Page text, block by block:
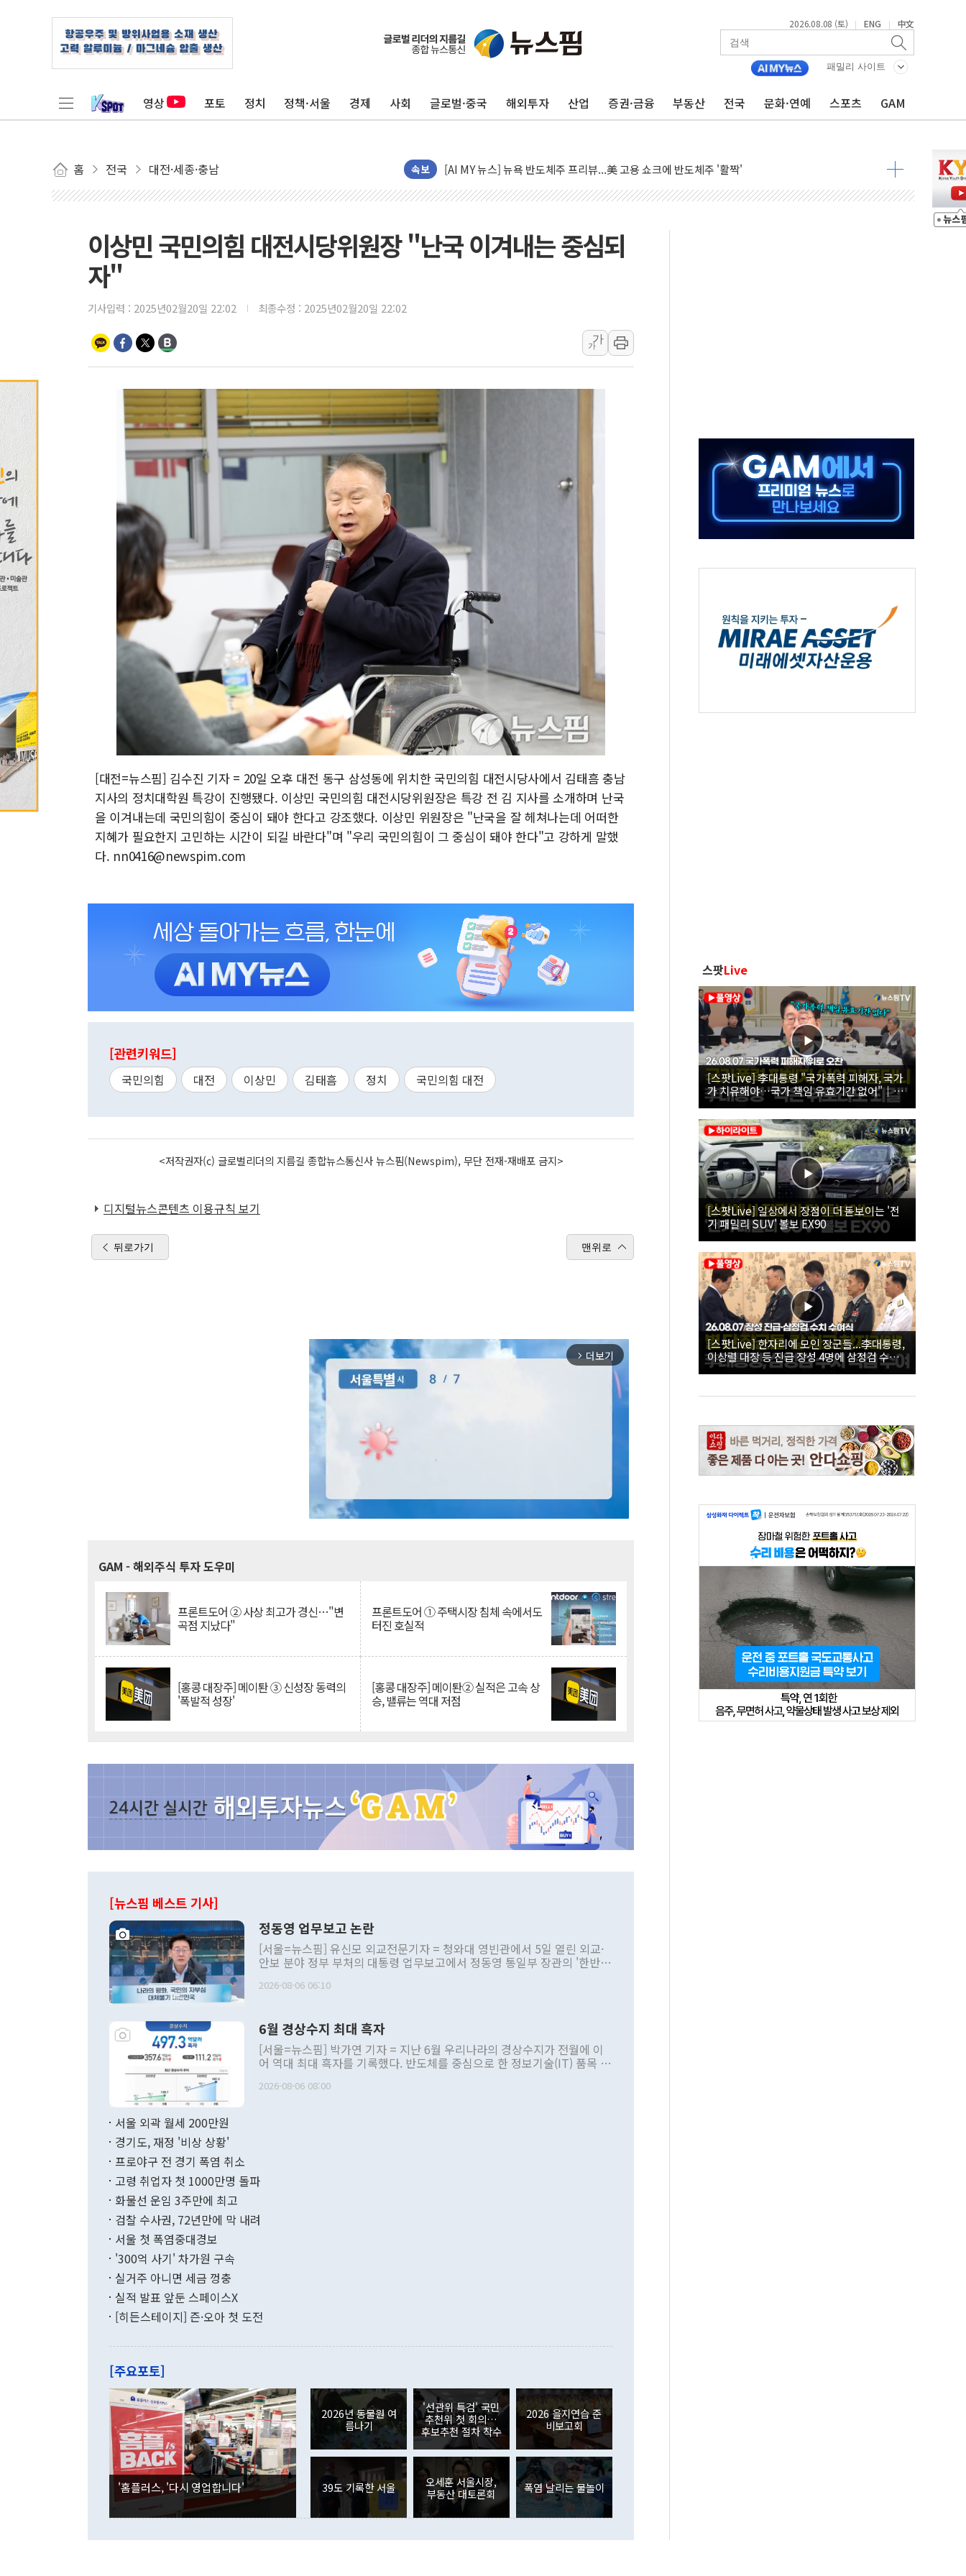
2026.08.08 (토) | ENG | 中文
패밀리 사이트
영상 포토 정치 정책·서울 경제 사회 글로벌·중국 해외투자 산업 증권·금융 부동산 전국 문화·연예 스포츠 GAM
홈 전국 대전·세종·충남 속보
[종합] 이슬람 수니파 3국, '공동방위협정' 체결… 이스라엘·이란 위협에 맞설 자체 억지력 강화
트럼프, 백신·자폐증 행정명령 검토…"이르면 다음 주"
이란의 핵심 원유 수출항 '하르그섬', 최근 1주일 이상 '올스톱'… 美 해상봉쇄 영향
美 고용 쇼크에 엔화 장중 급등…시장은 "또 개입했나" 촉각
뉴욕증시 프리뷰, 美 고용 쇼크에 금리 인상 우려 후퇴…나스닥 선물 1%대 상승
[종합] 美 7월 고용 2만3000명 감소 '쇼크'…9월 금리 인상 기대 후퇴
뉴욕증시 개장 전 특징주...아틀라시안·클라우드플레어·태양광주↑ VS 트레이드데스크·웬디스↓
보훈부, 미 DPAA와 MOU… "6·25 미군 실종자 7359명 끝까지 찾겠다"
李 대통령, '6시간 마라톤 부동산 2차 회의' 주재… "전폭적 공급 확대·속도전 총력"
트럼프, 中 겨냥 폴리실리콘 관세 15% 부과…美 태양광주 급등
[인도증시] 중동 불안 속 유가 상승에 소폭 하락...금융주 낙폭 커
이상민 국민의힘 대전시당위원장 "난국 이겨내는 중심되
자"
기사입력 : 2025년02월20일 22:02 최종수정 : 2025년02월20일 22:02
가
가
[대전=뉴스핌] 김수진 기자 = 20일 오후 대전 동구 삼성동에 위치한 국민의힘 대전시당사에서 김태흠 충남
지사의 정치대학원 특강이 진행됐다. 이상민 국민의힘 대전시당위원장은 특강 전 김 지사를 소개하며 난국
을 이겨내는데 국민의힘이 중심이 돼야 한다고 강조했다. 이상민 위원장은 "난국을 잘 헤쳐나는데 어떠한
지혜가 필요한지 고민하는 시간이 되길 바란다"며 "우리 국민의힘이 그 중심이 돼야 한다"고 강하게 말했
다. nn0416@newspim.com
[관련키워드]
국민의힘 대전 이상민 김태흠 정치 국민의힘 대전
<저작권자(c) 글로벌리더의 지름길 종합뉴스통신사 뉴스핌(Newspim), 무단 전재-재배포 금지>
디지털뉴스콘텐츠 이용규칙 보기
뒤로가기 맨위로
arrow_forward_ios 더보기
GAM - 해외주식 투자 도우미
프론트도어 ② 사상 최고가 경신…"변
곡점 지났다"
프론트도어 ① 주택시장 침체 속에서도
터진 호실적
[홍콩 대장주] 메이퇀 ③ 신성장 동력의
'폭발적 성장'
[홍콩 대장주] 메이퇀② 실적은 고속 상
승, 밸류는 역대 저점
[뉴스핌 베스트 기사]
정동영 업무보고 논란
[서울=뉴스핌] 유신모 외교전문기자 = 청와대 영빈관에서 5일 열린 외교·
안보 분야 정부 부처의 대통령 업무보고에서 정동영 통일부 장관의 '한반도
발언 중에는 정부 내 조율을 거치지 않은 사안을 정책으로 추진하겠다고 공
주의적 희망에 근거한 비현실적 구상'이라는 비판을 내놨다. 그동안 정 장
관의 대북 정책 관련 발언이 물의를 빚은 적은 여러 번 있지만 대통령과 유
관 부처 장관이 공개적으로 부정적 입장을 표명한 것은 이례적이다. 정 장
관의 무리한 대북 접근법과 월권을 제어해야 한다는 목소리도 높아지고 있
다. [정동영 통일부 장관이 지난달 23일 오후 서울 종로구 정부서울청사에
무너졌다고도 했다. 또 "현 시점에서 흘러간 선(先)비핵화만 되뇌는 것은
함께 4자 대화의 동력을 확보하기 위해 최선을 다할 것"이라고 말했다. 하
"우리의 선의대로 하는 게 과연 한반도의 평화와 안정에 플러스냐, 결론적
관은 업무보고 사후 브리핑에서 정 장관이 언급한 '4자 회담'에 대해 "이상
이 9월 러시아 블라디보스토크에서 열리는 '동방경제포럼(EEF)'을 언급하
며 "정부 차원에서 (참석을) 검토하고 있다"고 발언한 데 대해서도 조 장관
은 "그것은 외교부의 몫"이라며 "아직 거기까지 진도가 나가지 않았다"고
잘랐다. 정 장관이 이날 소개한 대북 구상과 설명은 정부 내 조율을 거치지
않았다는 점에서 문제가 있다. 특히 주적 표현 대체와 국호 사용, 9·19 군
사합의 복원, 4자회담 추진 등은 통일부 장관이 결정할 사안이 아니어서 월
권이라는 지적이 나오고 있다. 이 대통령은 정 장관의 업무보고를 듣고 난
뒤 "여기 업무보고에 발표했다고 승인난 건 아니다"라고 재차 확인했다. 정
부의 한 소식통은 "정 장관의 발언 내용은 대부분 국가안전보장회의(NSC)
를 거쳐 결정된 사안이 아닌 정 장관의 개인적 생각에 가깝다"며 "안보 관
련 부처 장관이 정부의 공식 정책이 아닌 사안을 추진하겠다고 업무보고를
하고 대통령의 면전에서 '국군통수권자가 나서야 한다'고 주장한 것은 심각
2026-08-06 06:10
6월 경상수지 최대 흑자
[서울=뉴스핌] 박가연 기자 = 지난 6월 우리나라의 경상수지가 전월에 이
어 역대 최대 흑자를 기록했다. 반도체를 중심으로 한 정보기술(IT) 품목 수
료=한국은행] 한국은행이 6일 발표한 '2026년 6월 국제수지(잠정)'에 따르
며 월간 기준 처음으로 1000억달러를 넘어섰다. 상품수입은 644억8000만
196.9% 급증했고 컴퓨터·주변기기(SSD)는 282.7% 증가했다. IT 품목
수출은 160.4% 늘었으며 비IT 품목도 ▲석유제품(47.5%) ▲화공품
기록했지만 지식재산권사용료수지는 전월 흑자에서 4억4000만달러 적자
로 전환됐다. 본원소득수지는 배당소득을 중심으로 32억7000만달러 흑자
는 배당수입이 늘어난 데다 전월 분기배당에 따른 기저효과로 배당지급이
였던 올해 3월(369억9000만달러)을 넘어선 것이다. 직접투자에서는 내국
인의 해외투자가 80억1000만달러, 외국인의 국내투자가 46억3000만달러
각각 증가했다. 증권투자에서는 외국인의 국내 주식 매도세가 이어졌다. 외
국인의 국내 주식 투자는 차익실현 매도 등의 영향으로 316억1000만달러
감소하며 전월(-310억5000만달러)에 이어 역대 최대 순매도 기록을 다시
경신했다. 외국인의 국내 채권투자는 세계국채지수(WGBI) 자금 유입에도
분기 말 만기도래 영향으로 증가 폭이 줄어든 52억9000만달러를 기록했
다. 내국인의 해외 증권투자는 주식을 중심으로 35억6000만달러 증가했
다. eoyn2@newspim.com
2026-08-06 08:00
서울 외곽 월세 200만원
경기도, 재정 '비상 상황'
프로야구 전 경기 폭염 취소
고령 취업자 첫 1000만명 돌파
화물선 운임 3주만에 최고
검찰 수사권, 72년만에 막 내려
서울 첫 폭염중대경보
'300억 사기' 차가원 구속
실거주 아니면 세금 껑충
실적 발표 앞둔 스페이스X
[히든스테이지] 즌·오아 첫 도전
[주요포토]
'홈플러스, '다시 영업합니다'
2026년 동물원 여
름나기
'선관위 특검' 국민
추천위 첫 회의…
후보추천 절차 착수
2026 을지연습 준
비보고회
39도 기록한 서울
오세훈 서울시장,
부동산 대토론회
폭염 날리는 물놀이
스팟Live
[스팟Live] 李대통령 "국가폭력 피해자, 국가
가 치유해야…국가 책임 유효기간 없어"｜
26.08.07 국가폭력 피해자 위로 오찬
[스팟Live] 일상에서 장점이 더 돋보이는 '전
기 패밀리 SUV' 볼보 EX90
[스팟Live] 한자리에 모인 장군들...李대통령,
이상렬 대장 등 진급 장성 4명에 삼정검 수치
직접 수여｜26.08.07 장성 진급·삼정검 수치